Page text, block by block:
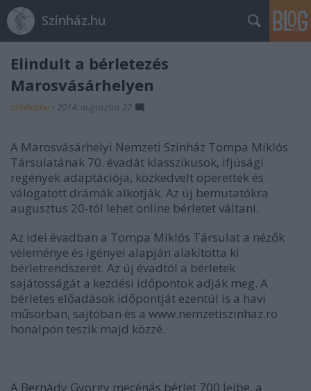
Színház.hu
Elindult a bérletezés
Marosvásárhelyen
szinhazhu • 2014. augusztus 22.
A Marosvásárhelyi Nemzeti Színház Tompa Miklós
Társulatának 70. évadát klasszikusok, ifjúsági
regények adaptációja, közkedvelt operettek és
válogatott drámák alkotják. Az új bemutatókra
augusztus 20-tól lehet online bérletet váltani.
Az idei évadban a Tompa Miklós Társulat a nézők
véleménye és igényei alapján alakította ki
bérletrendszerét. Az új évadtól a bérletek
sajátosságát a kezdési időpontok adják meg. A
bérletes előadások időpontját ezentúl is a havi
műsorban, sajtóban és a www.nemzetiszinhaz.ro
honalpon teszik majd közzé.
A Bernády György mecénás bérlet 700 lejbe, a